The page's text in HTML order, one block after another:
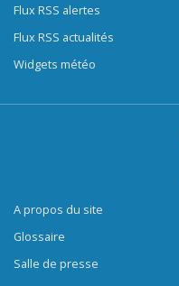
Flux RSS alertes
Flux RSS actualités
Widgets météo
A propos du site
Glossaire
Salle de presse